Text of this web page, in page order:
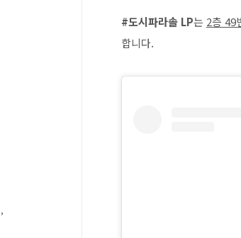
#도시파라솔 LP는 2층 49
합니다.